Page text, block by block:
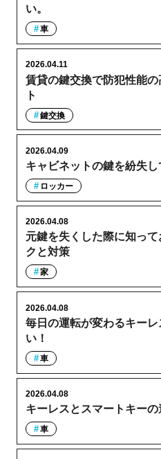
い。
車
賃貸の鍵交換で防犯性能
ト
2026.04.11
鍵交換
キャビネットの鍵を紛失
2026.04.09
ロッカー
元鍵を失くした際に知っ
クと対策
2026.04.08
家
毎日の運転が変わるキー
い！
2026.04.08
車
キーレスとスマートキーの
2026.04.08
車